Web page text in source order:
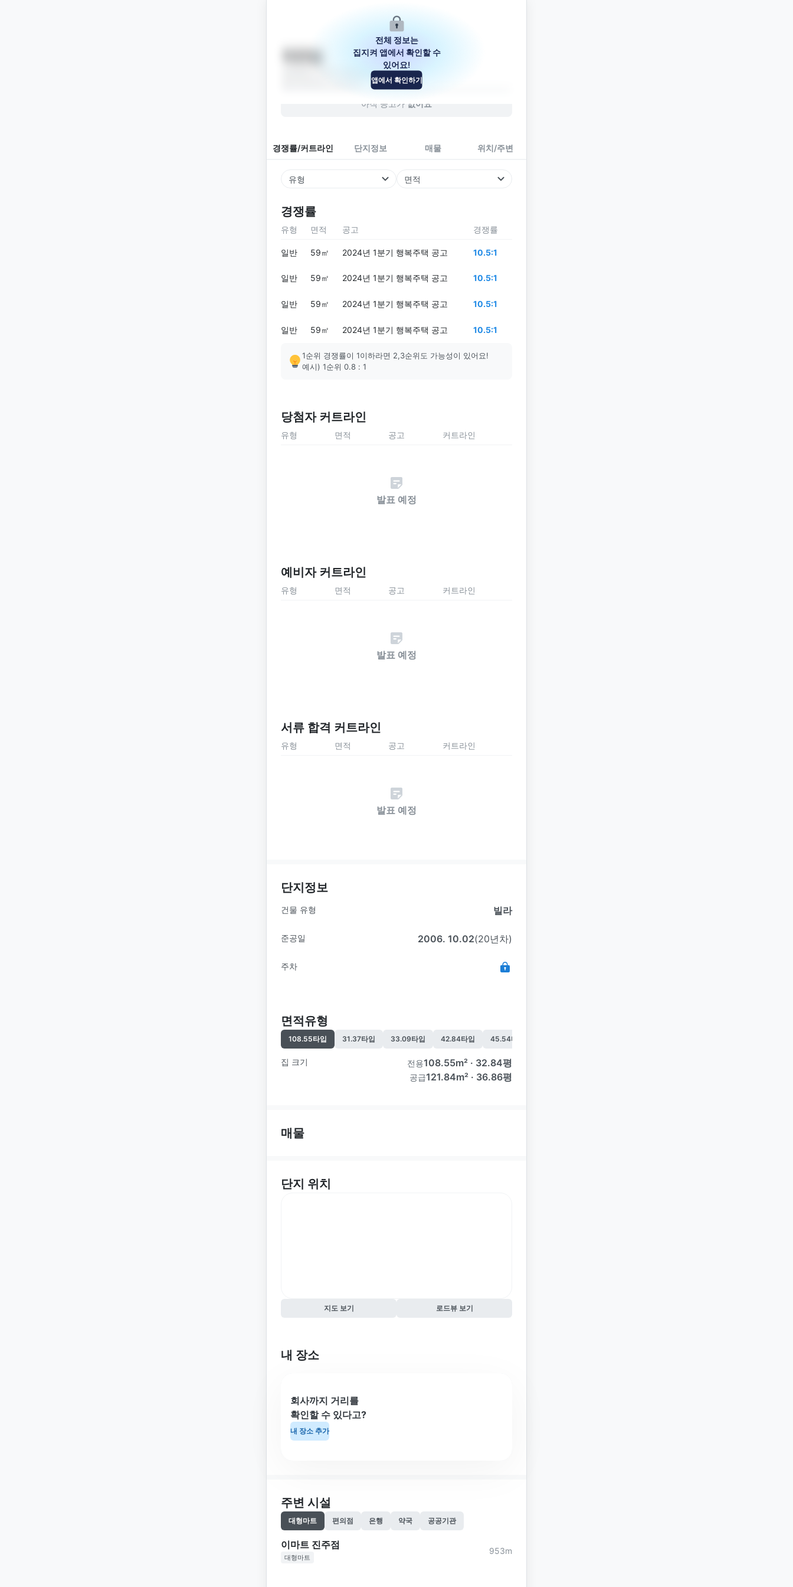
경상남도 진주시 촉석로217번길 16-4
아직 공고가 없어요
경쟁률/커트라인 단지정보 매물 위치/주변
유형 면적
경쟁률
전체 정보는
집지켜 앱에서 확인할 수
있어요!
앱에서 확인하기
유형 면적 공고 경쟁률
일반 59㎡ 2024년 1분기 행복주택 공고 10.5:1
일반 59㎡ 2024년 1분기 행복주택 공고 10.5:1
일반 59㎡ 2024년 1분기 행복주택 공고 10.5:1
일반 59㎡ 2024년 1분기 행복주택 공고 10.5:1
1순위 경쟁률이 1이하라면 2,3순위도 가능성이 있어요!
예시) 1순위 0.8 : 1
당첨자 커트라인
유형 면적 공고 커트라인
발표 예정
예비자 커트라인
유형 면적 공고 커트라인
발표 예정
서류 합격 커트라인
유형 면적 공고 커트라인
발표 예정
단지정보
건물 유형 빌라
준공일 2006. 10.02(20년차)
주차
면적유형
108.55타입 31.37타입 33.09타입 42.84타입 45.54타입
집 크기 전용108.55m² · 32.84평
공급121.84m² · 36.86평
매물
단지 위치
지도 보기 로드뷰 보기
내 장소
회사까지 거리를
확인할 수 있다고?
내 장소 추가
주변 시설
대형마트 편의점 은행 약국 공공기관
이마트 진주점
대형마트
953m